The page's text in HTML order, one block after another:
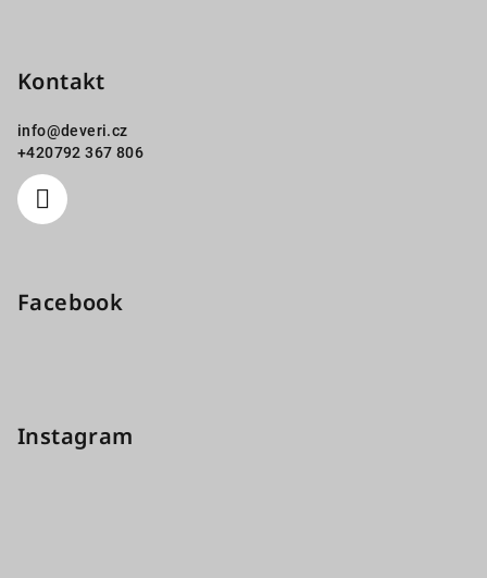
Kontakt
info@deveri.cz
+420792 367 806
Facebook
Instagram